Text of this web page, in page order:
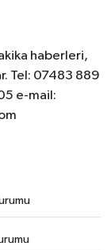
haberleri,
Tel: 07483 889
e-mail: